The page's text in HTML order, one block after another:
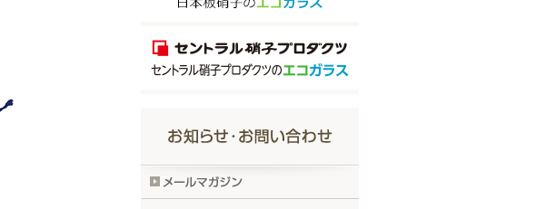
熱の伝えやすさを表す数値です。
を通過する熱量で表され、